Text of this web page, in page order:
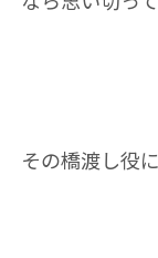
その橋渡し役